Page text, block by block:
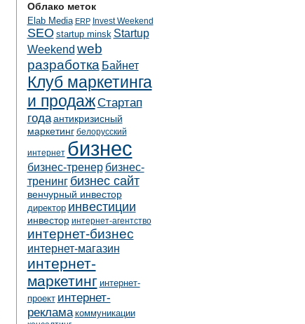
Облако меток
Elab Media ERP Invest Weekend
SEO startup minsk Startup
Weekend web
разработка Байнет
Клуб маркетинга
и продажСтартап
года антикризисный
маркетинг белорусский
интернет бизнес
бизнес-тренер бизнес-
тренинг бизнес сайт
венчурный инвестор
директор инвестиции
инвестор интернет-агентство
интернет-бизнес
интернет-магазин
интернет-
маркетинг интернет-
проект интернет-
реклама коммуникации